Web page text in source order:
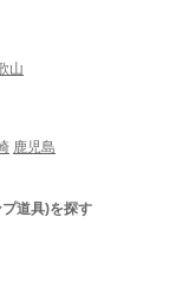
山
鹿児島
道具)を探す